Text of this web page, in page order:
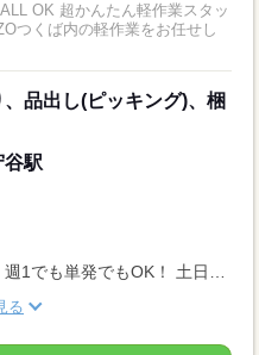
OK 超かんたん軽作業スタッ
つくば内の軽作業をお任せし
品出し(ピッキング)、梱
谷駅
る